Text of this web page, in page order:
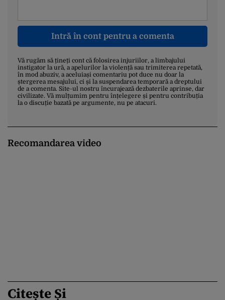
Intră în cont pentru a comenta
Vă rugăm să țineți cont că folosirea injuriilor, a limbajului
instigator la ură, a apelurilor la violență sau trimiterea repetată,
în mod abuziv, a aceluiași comentariu pot duce nu doar la
ștergerea mesajului, ci și la suspendarea temporară a dreptului
de a comenta. Site-ul nostru încurajează dezbaterile aprinse, dar
civilizate. Vă mulțumim pentru înțelegere și pentru contribuția
la o discuție bazată pe argumente, nu pe atacuri.
Recomandarea video
Citește Și